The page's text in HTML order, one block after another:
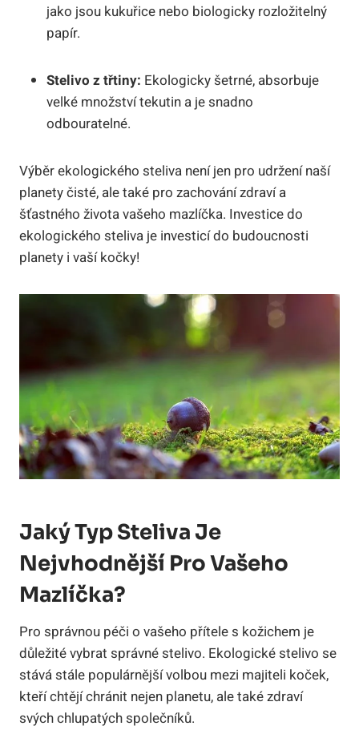
jako jsou kukuřice nebo biologicky rozložitelný
papír.
Stelivo z třtiny: Ekologicky šetrné, absorbuje
velké množství tekutin a je snadno
odbouratelné.
Výběr ekologického steliva není jen pro udržení naší
planety čisté, ale také pro zachování zdraví a
šťastného života vašeho mazlíčka. Investice do
ekologického steliva je investicí do budoucnosti
planety i vaší kočky!
Jaký Typ Steliva Je
Nejvhodnější Pro Vašeho
Mazlíčka?
Pro správnou péči o vašeho přítele s kožichem je
důležité vybrat správné stelivo. Ekologické stelivo se
stává stále populárnější volbou mezi majiteli koček,
kteří chtějí chránit nejen planetu, ale také zdraví
svých chlupatých společníků.